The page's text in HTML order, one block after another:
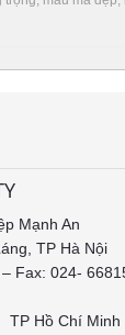
Mạnh An
TP Hà Nội
Fax: 024-
TP Hồ Chí Minh